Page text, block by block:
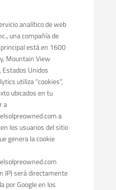
analítico de web
una compañía de
está en 1600
Mountain View
Unidos
utiliza “cookies”,
ubicados en tu
a
a
los usuarios del sitio
genera la cookie
IP) será directamente
por Google en los